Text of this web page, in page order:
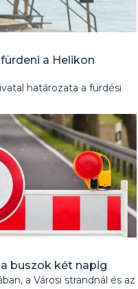
a Helikon
határozata a fürdési
buszok két napig
a Városi strandnál és az